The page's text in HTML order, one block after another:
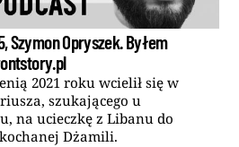
Szymon Opryszek. Byłem
2021 roku wcielił się w
szukającego u
na ucieczkę z Libanu do
Dżamili.